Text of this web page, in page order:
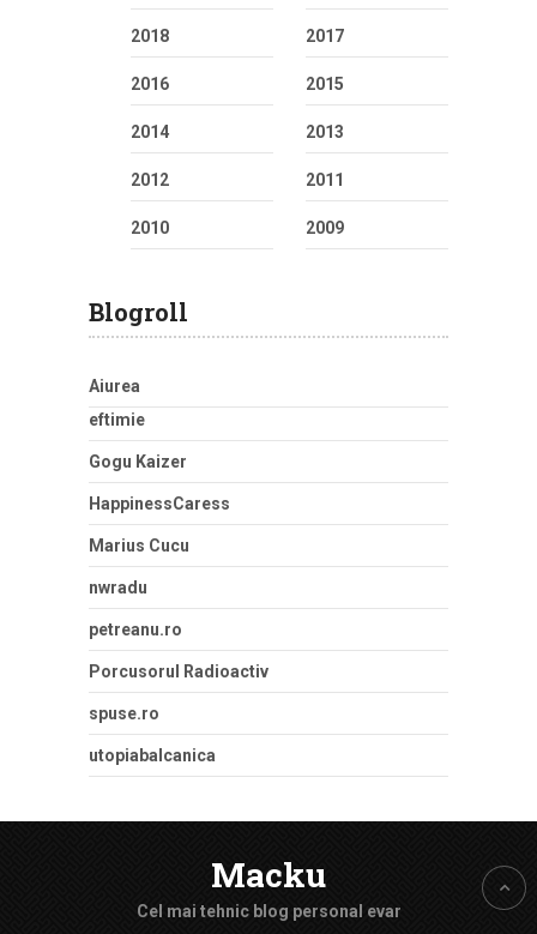
2018 2017
2016 2015
2014 2013
2012 2011
2010 2009
Blogroll
Aiurea
eftimie
Gogu Kaizer
HappinessCaress
Marius Cucu
nwradu
petreanu.ro
Porcusorul Radioactiv
spuse.ro
utopiabalcanica
Macku
Cel mai tehnic blog personal evar